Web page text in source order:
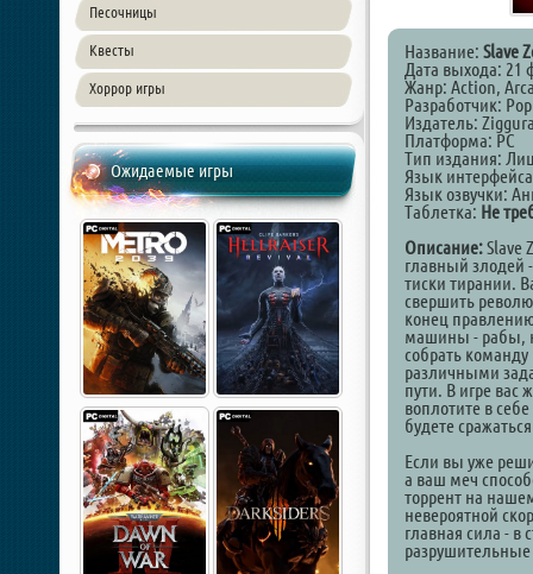
Песочницы
Квесты
Хоррор игры
Ожидаемые игры
Название: Slave
Дата выхода: 21
Жанр: Action,
Разработчик:
Издатель:
Платформа: PC
Тип издания:
Язык
Язык озвучки:
Таблетка: Не
Описание:Slave
главный злодей
тиски тирании.
свершить
конец
машины - рабы,
собрать
различными
пути. В игре
воплотите в
будете
Если вы уже
а ваш меч
торрент на
невероятной
главная сила - в